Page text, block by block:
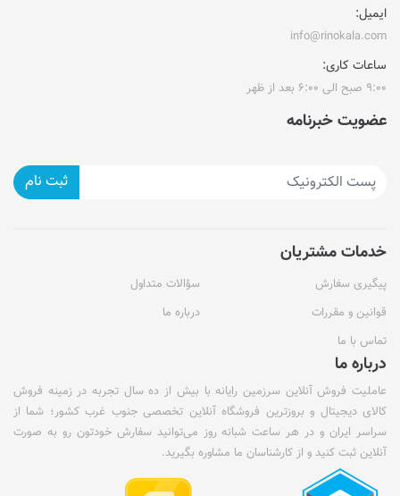
ایمیل:
info@rinokala.com
ساعات کاری:
۹:۰۰ صبح الی ۶:۰۰ بعد از ظهر
عضویت خبرنامه
ثبت نام
خدمات مشتریان
پیگیری سفارش
سؤالات متداول
قوانین و مقررات
درباره ما
تماس با ما
درباره ما
عاملیت فروش آنلاین سرزمین رایانه با بیش از ده سال تجربه در زمینه فروش
کالای دیجیتال و بروزترین فروشگاه آنلاین تخصصی جنوب غرب کشور؛ شما از
سراسر ایران و در هر ساعت شبانه روز می‌توانید سفارش خودتون رو به صورت
آنلاین ثبت کنید و از کارشناسان ما مشاوره بگیرید.